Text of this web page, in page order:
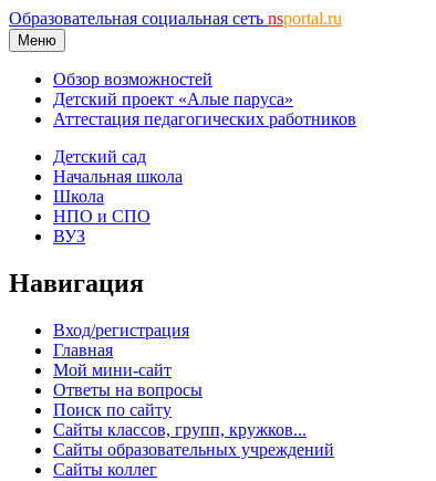
Образовательная социальная сеть nsportal.ru
Меню
Обзор возможностей
Детский проект «Алые паруса»
Аттестация педагогических работников
Детский сад
Начальная школа
Школа
НПО и СПО
ВУЗ
Навигация
Вход/регистрация
Главная
Мой мини-сайт
Ответы на вопросы
Поиск по сайту
Сайты классов, групп, кружков...
Сайты образовательных учреждений
Сайты коллег